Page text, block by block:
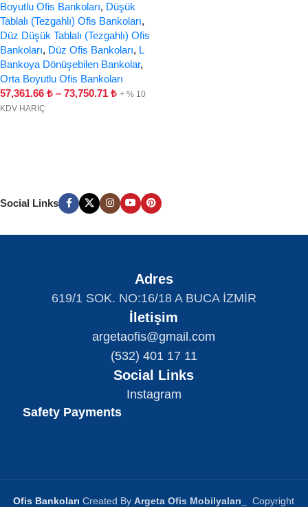
Boyutlu Ofis Bankoları, Düşük
Tablalı (Tezgahlı) Ofis Bankoları,
Düz Düşük Tablalı (Tezgahlı) Ofis
Bankoları, Düz Ofis Bankoları, L
Bankoya Dönüşebilen Bankolar,
Orta Boyutlu Ofis Bankoları
57,361.66 ₺ – 73,750.71 ₺ + % 10
KDV HARİÇ
Social Links
Adres
619/1 SOK. NO:16/18 A BUCA İZMİR
İletişim
argetaofis@gmail.com
(532) 401 17 11
Social Links
Instagram
Safety Payments
Ofis Bankoları Created ByArgeta Ofis Mobilyaları Copyright